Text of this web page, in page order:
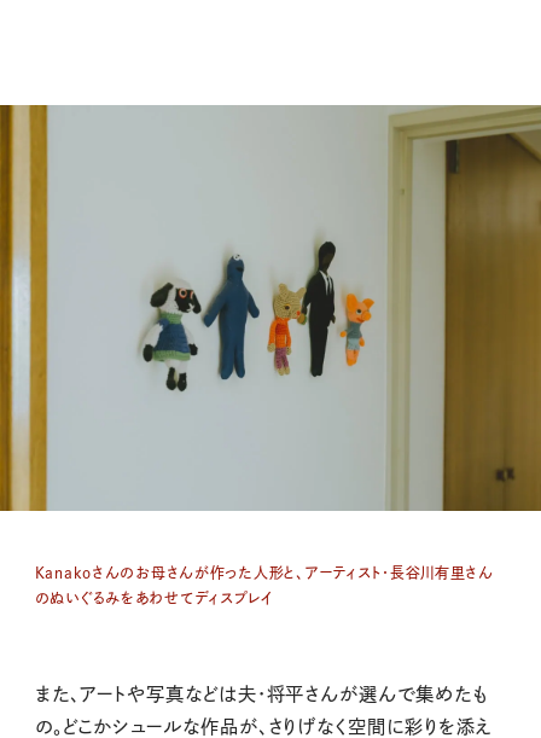
Kanakoさんのお母さんが作った人形と、アーティスト・長谷川有里さん
のぬいぐるみをあわせてディスプレイ
また、アートや写真などは夫・将平さんが選んで集めたも
の。どこかシュールな作品が、さりげなく空間に彩りを添え